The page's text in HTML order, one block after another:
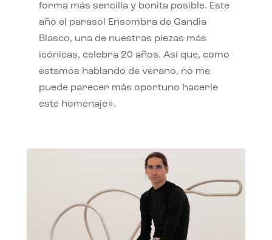
forma más sencilla y bonita posible. Este
año el parasol Ensombra de Gandia
Blasco, una de nuestras piezas más
icónicas, celebra 20 años. Así que, como
estamos hablando de verano, no me
puede parecer más oportuno hacerle
este homenaje».